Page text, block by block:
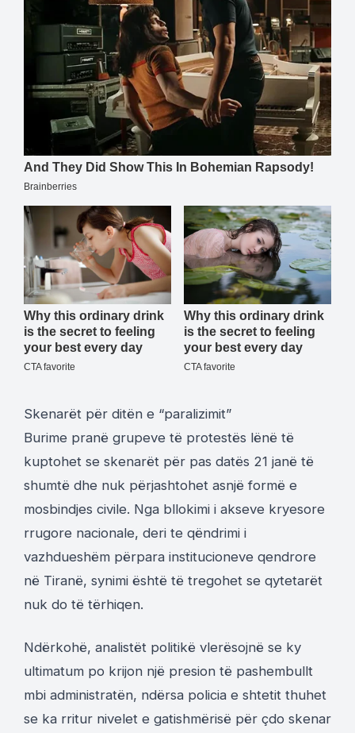
Skenarët për ditën e “paralizimit”
Burime pranë grupeve të protestës lënë të
kuptohet se skenarët për pas datës 21 janë të
shumtë dhe nuk përjashtohet asnjë formë e
mosbindjes civile. Nga bllokimi i akseve kryesore
rrugore nacionale, deri te qëndrimi i
vazhdueshëm përpara institucioneve qendrore
në Tiranë, synimi është të tregohet se qytetarët
nuk do të tërhiqen.
Ndërkohë, analistët politikë vlerësojnë se ky
ultimatum po krijon një presion të pashembullt
mbi administratën, ndërsa policia e shtetit thuhet
se ka rritur nivelet e gatishmërisë për çdo skenar